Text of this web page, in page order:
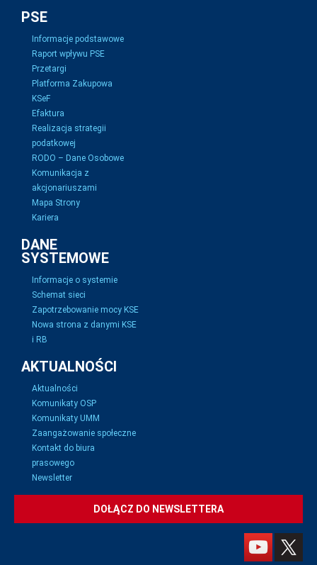
PSE
Informacje podstawowe
Raport wpływu PSE
Przetargi
Platforma Zakupowa
KSeF
Efaktura
Realizacja strategii
podatkowej
RODO – Dane Osobowe
Komunikacja z
akcjonariuszami
Mapa Strony
Kariera
DANE
SYSTEMOWE
Informacje o systemie
Schemat sieci
Zapotrzebowanie mocy KSE
Nowa strona z danymi KSE
i RB
AKTUALNOŚCI
Aktualności
Komunikaty OSP
Komunikaty UMM
Zaangażowanie społeczne
Kontakt do biura
prasowego
Newsletter
DOŁĄCZ DO NEWSLETTERA